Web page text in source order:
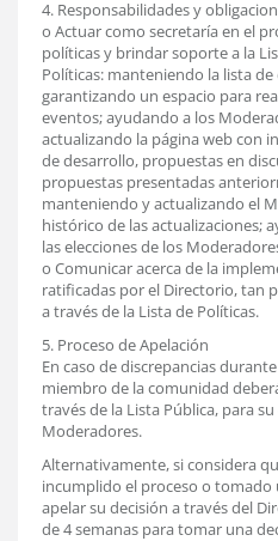
4. Responsabilidades y
o Actuar como secretaría en el
políticas y brindar soporte a la
Políticas: manteniendo la lista
garantizando un espacio para
eventos; ayudando a los
actualizando la página web con
de desarrollo, propuestas en
propuestas presentadas
manteniendo y actualizando el
histórico de las actualizaciones;
las elecciones de los
o Comunicar acerca de la
ratificadas por el Directorio, tan
a través de la Lista de Políticas.
5. Proceso de Apelación
En caso de discrepancias
miembro de la comunidad
través de la Lista Pública, para
Moderadores.
Alternativamente, si considera
incumplido el proceso o
apelar su decisión a través del
de 4 semanas para tomar una